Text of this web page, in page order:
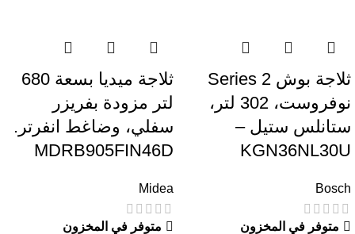
ثلاجة بوش Series 2
نوفروست، 302 لتر،
ستانلس ستيل –
KGN36NL30U
Bosch
متوفر في المخزون
ثلاجة ميديا بسعة 680
لتر مزودة بفريزر
سفلي، وضاغط انفرتر.
MDRB905FIN46D
Midea
متوفر في المخزون